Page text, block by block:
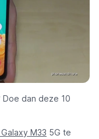
dan deze 10
M33 5G te